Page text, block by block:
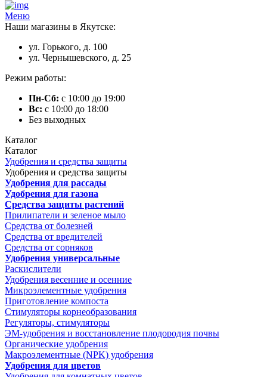
Меню
Наши магазины в Якутске:
ул. Горького, д. 100
ул. Чернышевского, д. 25
Режим работы:
Пн-Сб: с 10:00 до 19:00
Вс: с 10:00 до 18:00
Без выходных
Каталог
Каталог
Удобрения и средства защиты
Удобрения и средства защиты
Удобрения для рассады
Удобрения для газона
Средства защиты растений
Прилипатели и зеленое мыло
Средства от болезней
Средства от вредителей
Средства от сорняков
Удобрения универсальные
Раскислители
Удобрения весенние и осенние
Микроэлементные удобрения
Приготовление компоста
Стимуляторы корнеобразования
Регуляторы, стимуляторы
ЭМ-удобрения и восстановление плодородия почвы
Органические удобрения
Макроэлементные (NPK) удобрения
Удобрения для цветов